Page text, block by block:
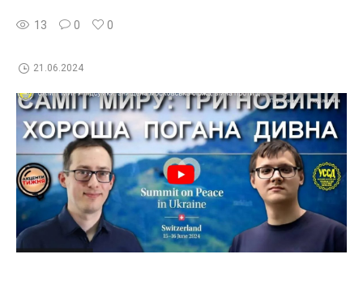
13 0 0
21.06.2024